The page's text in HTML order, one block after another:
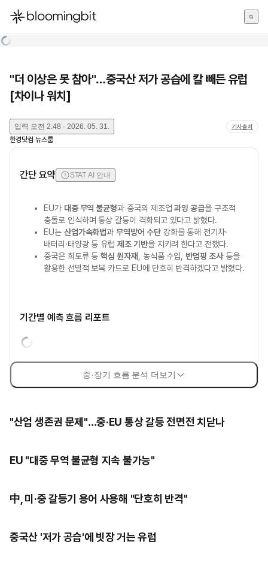
한국어
"더 이상은 못 참아"…중국산 저가 공습에 칼 빼든 유럽
[차이나 워치]
입력 오전 2:48 · 2026. 05. 31. 기사출처
한경닷컴 뉴스룸
간단 요약 STAT AI 안내
EU가 대중 무역 불균형과 중국의 제조업과잉 공급을 구조적
충돌로 인식하며 통상 갈등이 격화되고 있다고 밝혔다.
EU는 산업가속화법과무역방어 수단강화를 통해 전기차·
배터리·태양광 등 유럽제조 기반을 지키려 한다고 전했다.
중국은 희토류 등핵심 원자재 , 농식품 수입, 반덤핑 조사등을
활용한 선별적 보복 카드로 EU에 단호히 반격하겠다고 밝혔다.
기간별 예측 흐름 리포트
중·장기 흐름 분석 더보기
"산업 생존권 문제"…중·EU 통상 갈등 전면전 치닫나
EU "대중 무역 불균형 지속 불가능"
中, 미·중 갈등기 용어 사용해 "단호히 반격"
중국산 '저가 공습'에 빗장 거는 유럽